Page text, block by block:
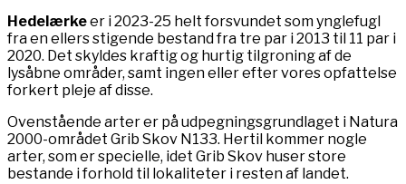
Hedelærkeer i 2023-25 helt forsvundet som ynglefugl
fra en ellers stigende bestand fra tre par i 2013 til 11 par i
2020. Det skyldes kraftig og hurtig tilgroning af de
lysåbne områder, samt ingen eller efter vores opfattelse
forkert pleje af disse.
Ovenstående arter er på udpegningsgrundlaget i Natura
2000-området Grib Skov N133. Hertil kommer nogle
arter, som er specielle, idet Grib Skov huser store
bestande i forhold til lokaliteter i resten af landet.